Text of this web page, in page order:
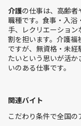
介護の仕事は、高齢
職種です。食事・入浴
手、レクリエーショ
割を担います。介護福
ですが、無資格・未経
たいという思いが活
いのある仕事です。
関連バイト
こだわり条件で全国